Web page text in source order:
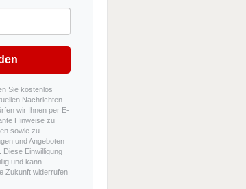
Sie kostenlos
Nachrichten
wir Ihnen per E-
Hinweise zu
sowie zu
und Angeboten
Einwilligung
und kann
Zukunft widerrufen